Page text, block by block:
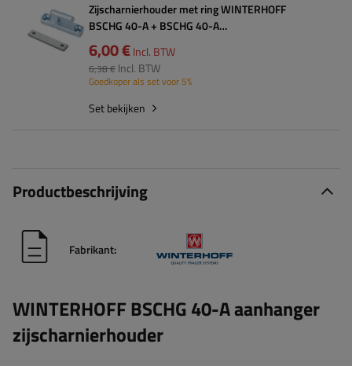
Zijscharnierhouder met ring WINTERHOFF
BSCHG 40-A + BSCHG 40-A
aanhangerzijmontage
6,00 €Incl. BTW
6,38 € Incl. BTW
Goedkoper als set voor 5%
Set bekijken
Productbeschrijving
Fabrikant:
WINTERHOFF BSCHG 40-A aanhanger
zijscharnierhouder